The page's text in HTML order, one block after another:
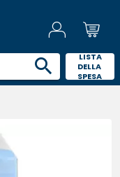
LISTA
DELLA
SPESA